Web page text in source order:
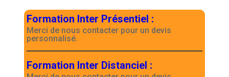
Formation Inter Présentiel :
Merci de nous contacter pour un devis
personnalisé.
Formation Inter Distanciel :